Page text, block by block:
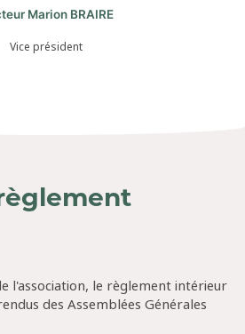
Marion BRAIRE
Vice président
l'association, le règlement intérieur
des Assemblées Générales